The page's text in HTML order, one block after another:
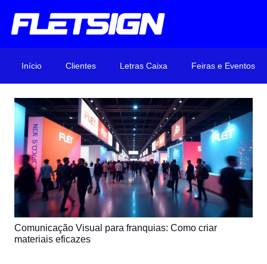
Início Clientes Letras Caixa Feiras e Eventos
Comunicação Visual para franquias: Como criar
materiais eficazes